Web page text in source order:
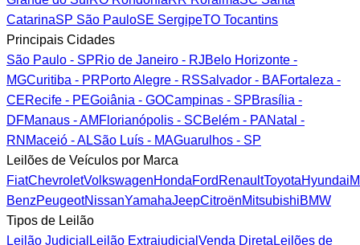
CatarinaSP São PauloSE SergipeTO Tocantins
Principais Cidades
São Paulo - SPRio de Janeiro - RJBelo Horizonte -
MGCuritiba - PRPorto Alegre - RSSalvador - BAFortaleza -
CERecife - PEGoiânia - GOCampinas - SPBrasília -
DFManaus - AM Florianópolis - SCBelém - PANatal -
RN Maceió - ALSão Luís - MAGuarulhos - SP
Leilões de Veículos por Marca
FiatChevroletVolkswagenHondaFord RenaultToyotaHyundai
BenzPeugeotNissanYamahaJeepCitroënMitsubishiBMW
Tipos de Leilão
Leilão Judicial Leilão Extrajudicial Venda Direta Leilões de